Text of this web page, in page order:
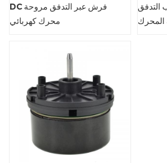
DC فرش عبر التدفق مروحة
محرك كهربائي
التدفق
المحرك